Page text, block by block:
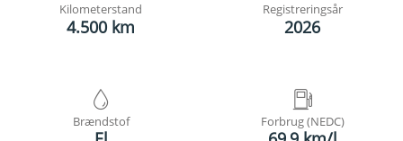
Kilometerstand
4.500 km
Registreringsår
2026
Brændstof Forbrug (NEDC)